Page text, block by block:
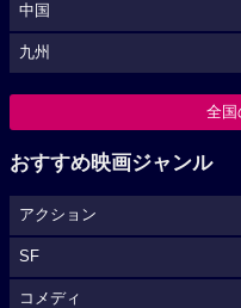
中国
九州
全国
おすすめ映画ジャンル
アクション
SF
コメディ